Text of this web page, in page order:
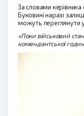
За словами
Буковині наразі
можуть переглянути
«Поки військовий
комендантської